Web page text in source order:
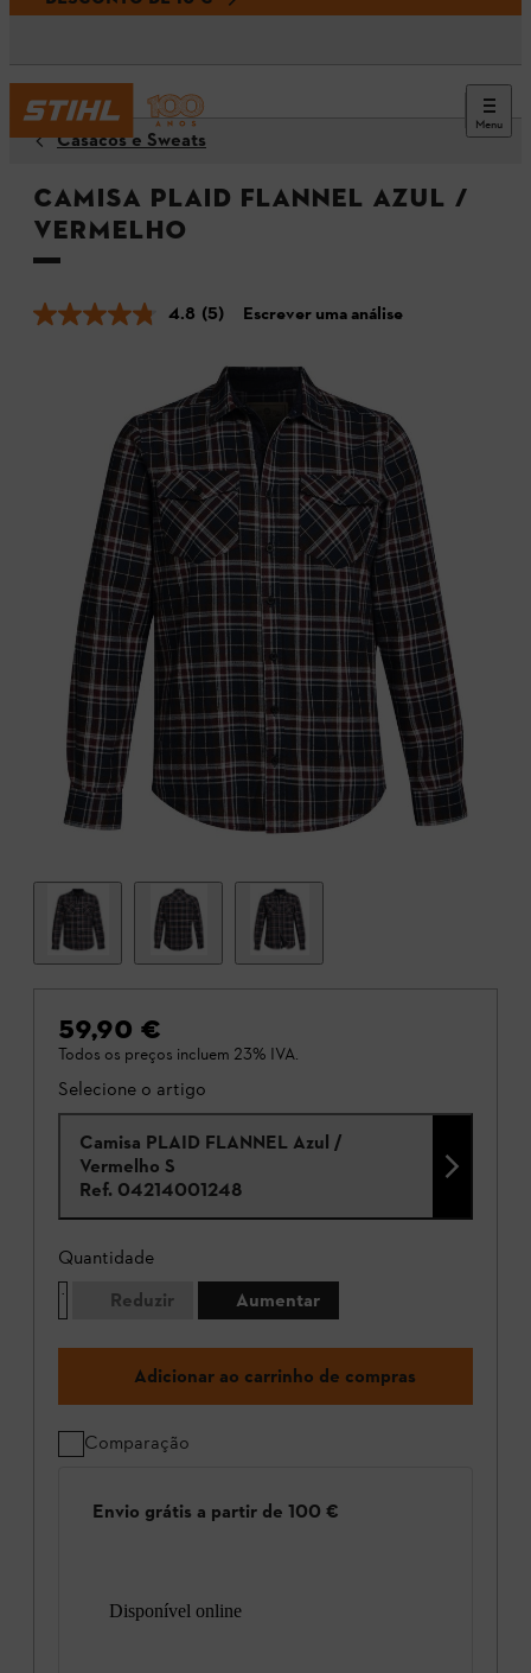
Menu
Casacos e Sweats
Camisa PLAID FLANNEL Azul /
Vermelho
4.8 (5) Escrever uma análise
59,90 €
Todos os preços incluem 23% IVA.
Selecione o artigo
Camisa PLAID FLANNEL Azul /
Vermelho S
Ref. 04214001248
Quantidade
Reduzir
Aumentar
Adicionar ao carrinho de compras
Comparação
Envio grátis a partir de 100 €
Disponível online